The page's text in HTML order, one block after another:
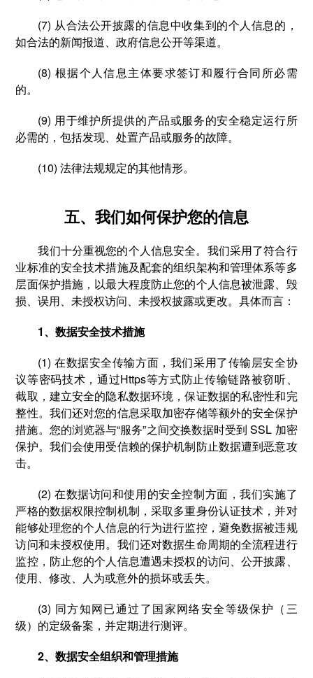
(7) 从合法公开披露的信息中收集到的个人信息的，
如合法的新闻报道、政府信息公开等渠道。
(8) 根据个人信息主体要求签订和履行合同所必需
的。
(9) 用于维护所提供的产品或服务的安全稳定运行所
必需的，包括发现、处置产品或服务的故障。
(10) 法律法规规定的其他情形。
五、我们如何保护您的信息
我们十分重视您的个人信息安全。我们采用了符合行
业标准的安全技术措施及配套的组织架构和管理体系等多
层面保护措施，以最大程度防止您的个人信息被泄露、毁
损、误用、未授权访问、未授权披露或更改。具体而言：
1、数据安全技术措施
(1) 在数据安全传输方面，我们采用了传输层安全协
议等密码技术，通过Https等方式防止传输链路被窃听、
截取，建立安全的隐私数据环境，保证数据的私密性和完
整性。我们还对您的信息采取加密存储等额外的安全保护
措施。您的浏览器与“服务”之间交换数据时受到 SSL 加密
保护。我们会使用受信赖的保护机制防止数据遭到恶意攻
击。
(2) 在数据访问和使用的安全控制方面，我们实施了
严格的数据权限控制机制，采取多重身份认证技术，并对
能够处理您的个人信息的行为进行监控，避免数据被违规
访问和未授权使用。我们还对数据生命周期的全流程进行
监控，防止您的个人信息遭遇未授权的访问、公开披露、
使用、修改、人为或意外的损坏或丢失。
(3) 同方知网已通过了国家网络安全等级保护（三
级）的定级备案，并定期进行测评。
2、数据安全组织和管理措施